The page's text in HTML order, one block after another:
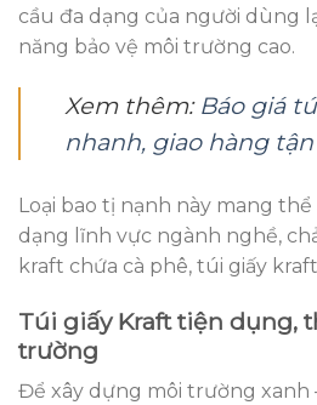
cầu đa dạng của người dùng
năng bảo vệ môi trường cao.
Xem thêm: Báo giá
nhanh, giao hàng
Loại bao tị nạnh này mang
dạng lĩnh vực ngành nghề,
kraft chứa cà phê, túi giấy
Túi giấy Kraft tiện dụng,
trường
Để xây dựng môi trường xanh